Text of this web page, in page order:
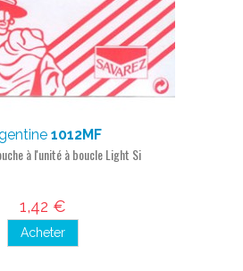
1012MF
à l'unité à boucle Light Si
1,42 €
Acheter